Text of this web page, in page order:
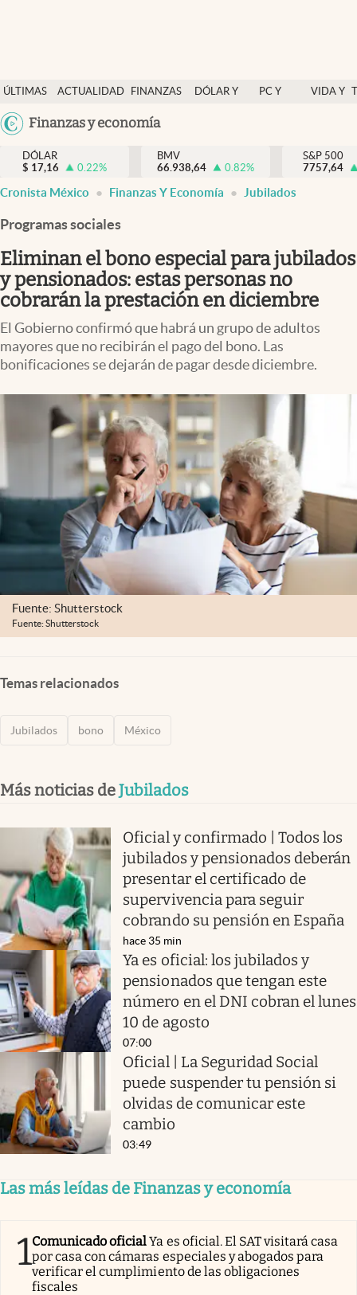
ÚLTIMAS
NOTICIAS
ACTUALIDAD
FINANZAS
DÓLAR Y
PC Y
VIDA Y
México
Finanzas y economía
Actualidad
Finanzas y economía
Dólar y mercados
Pc y celular
Vida y estilo
Tv
Clima
Espiritualidad
abre en nueva pestaña
México
DÓLAR
$ 17,16 0.22%
BMV
66.938,64
0.82%
S&P 500
7757,64
Cronista México Finanzas Y Economía Jubilados
Programas sociales
Eliminan el bono especial para jubilados
y pensionados: estas personas no
cobrarán la prestación en diciembre
El Gobierno confirmó que habrá un grupo de adultos
mayores que no recibirán el pago del bono. Las
bonificaciones se dejarán de pagar desde diciembre.
Fuente: Shutterstock
Fuente: Shutterstock
Temas relacionados
Jubilados bono México
Más noticias deJubilados
Oficial y confirmado | Todos los
jubilados y pensionados deberán
presentar el certificado de
supervivencia para seguir
cobrando su pensión en España
hace 35 min
Ya es oficial: los jubilados y
pensionados que tengan este
número en el DNI cobran el lunes
10 de agosto
07:00
Oficial | La Seguridad Social
puede suspender tu pensión si
olvidas de comunicar este
cambio
03:49
Las más leídas de Finanzas y economía
1Comunicado oficialYa es oficial. El SAT visitará casa
por casa con cámaras especiales y abogados para
verificar el cumplimiento de las obligaciones
fiscales